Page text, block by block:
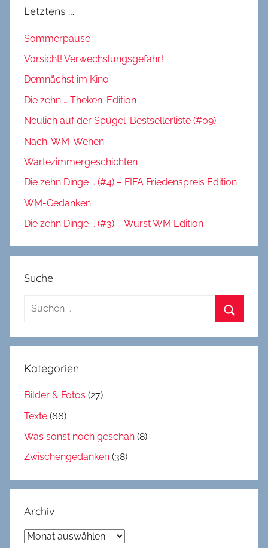
Letztens …
Sommerpause
Vorsicht! Verwechslungsgefahr!
Demnächst im Kino
Die zehn … Theken-Edition
Neulich auf der Spügel-Bestsellerliste (#09)
Nach-WM-Wehen
Wartezimmergeschichten
Die zehn Dinge … (#4) – FIFA Friedenspreis Edition
WM-Gedanken
Die zehn Dinge … (#3) – Wurst WM Edition
Suche
Suchen
Kategorien
Bilder & Fotos (27)
Texte (66)
Was sonst noch geschah (8)
Zwischengedanken (38)
Archiv
Archiv